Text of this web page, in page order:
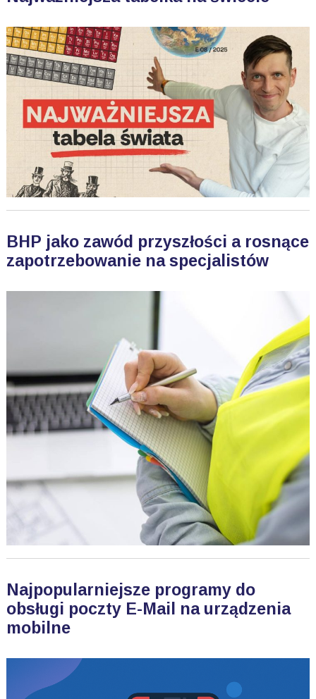
BHP jako zawód przyszłości a rosnące
zapotrzebowanie na specjalistów
Najpopularniejsze programy do
obsługi poczty E-Mail na urządzenia
mobilne